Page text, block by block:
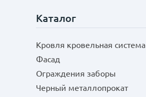
Каталог
Кровля кровельная система
Фасад
Ограждения заборы
Черный металлопрокат